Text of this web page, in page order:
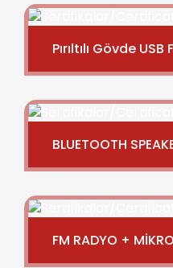
Pırıltılı Gövde
BLUETOOTH
FM RADYO +